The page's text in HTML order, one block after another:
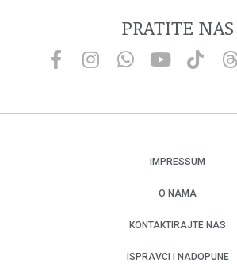
PRATITE NAS
IMPRESSUM
O NAMA
KONTAKTIRAJTE NAS
ISPRAVCI I NADOPUNE